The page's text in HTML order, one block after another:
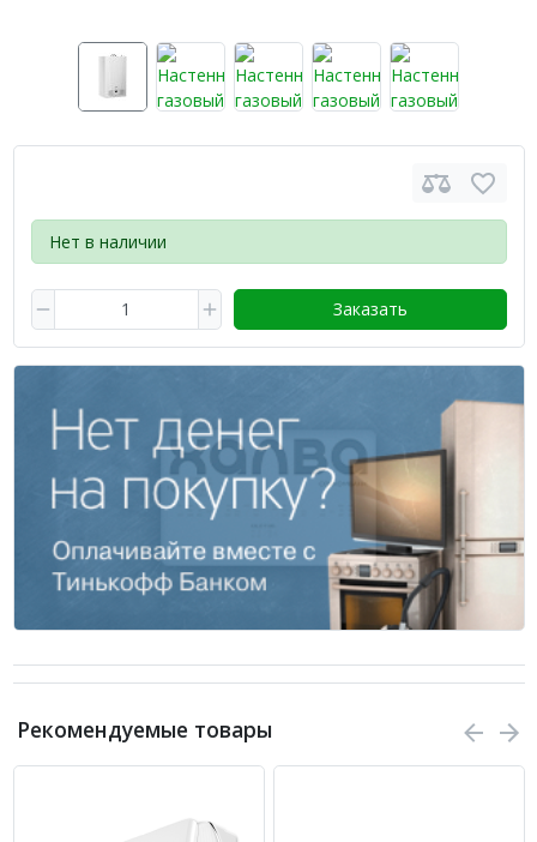
Нет в наличии
Заказать
Рекомендуемые товары